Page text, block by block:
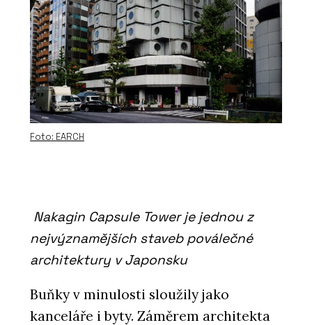
Foto: EARCH
Nakagin Capsule Tower je jednou z
nejvýznamějších staveb poválečné
architektury v Japonsku
Buňky v minulosti sloužily jako
kanceláře i byty. Záměrem architekta